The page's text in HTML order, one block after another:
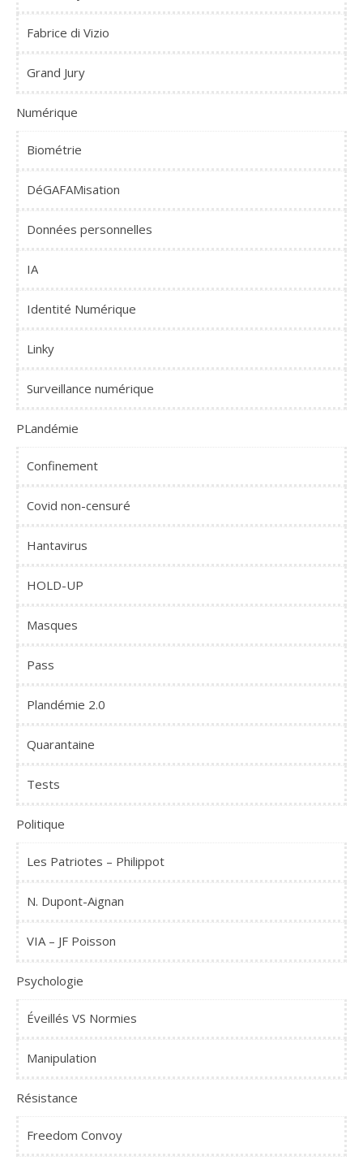
Fabrice di Vizio
Grand Jury
Numérique
Biométrie
DéGAFAMisation
Données personnelles
IA
Identité Numérique
Linky
Surveillance numérique
PLandémie
Confinement
Covid non-censuré
Hantavirus
HOLD-UP
Masques
Pass
Plandémie 2.0
Quarantaine
Tests
Politique
Les Patriotes – Philippot
N. Dupont-Aignan
VIA – JF Poisson
Psychologie
Éveillés VS Normies
Manipulation
Résistance
Freedom Convoy